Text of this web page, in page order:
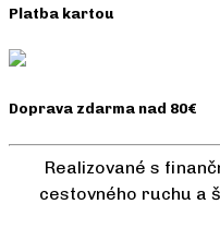
Platba kartou
Doprava zdarma nad 80€
Realizované s
cestovného ruchu a